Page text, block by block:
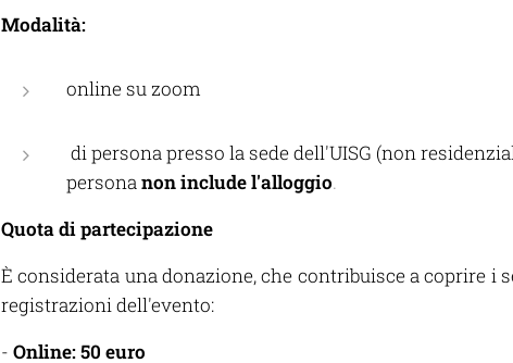
Modalità:
online su zoom
di persona presso la sede dell'UISG (non
personanon include l'alloggio.
Quota di partecipazione
È considerata una donazione, che contribuisce a coprire i
registrazioni dell'evento:
- Online: 50 euro